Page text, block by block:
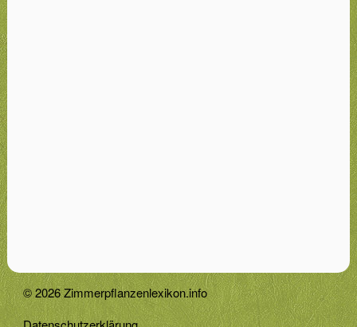
© 2026 Zimmerpflanzenlexikon.info